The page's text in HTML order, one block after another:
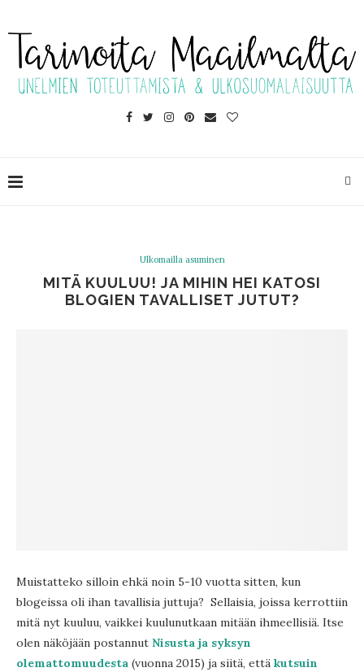
Ulkomailla asuminen
MITÄ KUULUU! JA MIHIN HEI KATOSI
BLOGIEN TAVALLISET JUTUT?
Muistatteko silloin ehkä noin 5-10 vuotta sitten, kun
blogeissa oli ihan tavallisia juttuja? Sellaisia, joissa kerrottiin
mitä nyt kuuluu, vaikkei kuulunutkaan mitään ihmeellisiä. Itse
olen näköjään postannut Nisusta ja syksyn
olemattomuudesta (vuonna 2015) ja siitä, että kutsuin